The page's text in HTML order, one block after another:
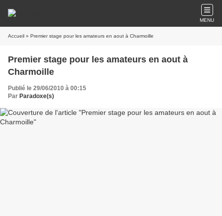
MENU
Accueil » Premier stage pour les amateurs en aout à Charmoille
Premier stage pour les amateurs en aout à
Charmoille
Publié le 29/06/2010 à 00:15
Par Paradoxe(s)